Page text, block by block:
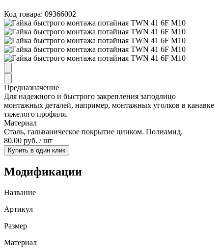
Код товара: 09366002
Предназначение
Для надежного и быстрого закрепления заподлицо
монтажных деталей, например, монтажных уголков в канавке
тяжелого профиля.
Материал
Сталь, гальваническое покрытие цинком. Полиамид.
80.00 руб. / шт
Купить в один клик
Модификации
Название
Артикул
Размер
Материал